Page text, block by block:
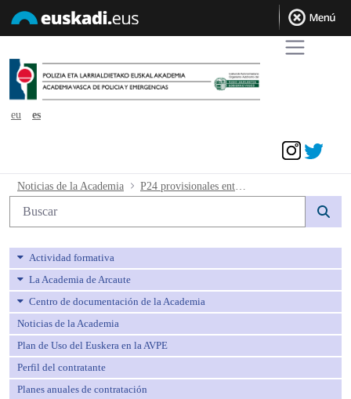
eu
es
P24 provisionales entrevistas - avpe
Noticias de la Academia
Búsqueda web
Actividad formativa
La Academia de Arcaute
Centro de documentación de la Academia
Noticias de la Academia
Plan de Uso del Euskera en la AVPE
Perfil del contratante
Planes anuales de contratación